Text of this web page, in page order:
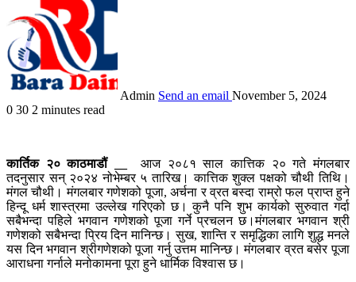
Admin Send an email November 5, 2024
0 30 2 minutes read
कार्तिक २० काठमाडौं __
आज २०८१ साल कात्तिक २० गते मंगलबार
तदनुसार सन् २०२४ नोभेम्बर ५ तारिख। कात्तिक शुक्ल पक्षको चौथी तिथि।
मंगल चौथी। मंगलबार गणेशको पूजा, अर्चना र व्रत बस्दा राम्रो फल प्राप्त हुने
हिन्दू धर्म शास्त्रमा उल्लेख गरिएको छ। कुनै पनि शुभ कार्यको सुरुवात गर्दा
सबैभन्दा पहिले भगवान गणेशको पूजा गर्ने प्रचलन छ।मंगलबार भगवान श्री
गणेशको सबैभन्दा प्रिय दिन मानिन्छ। सुख, शान्ति र समृद्धिका लागि शुद्ध मनले
यस दिन भगवान श्रीगणेशको पूजा गर्नु उत्तम मानिन्छ। मंगलबार व्रत बसेर पूजा
आराधना गर्नाले मनोकामना पूरा हुने धार्मिक विश्वास छ।